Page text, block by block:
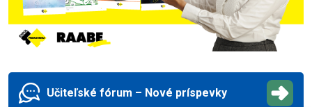
Učiteľské fórum – Nové príspevky